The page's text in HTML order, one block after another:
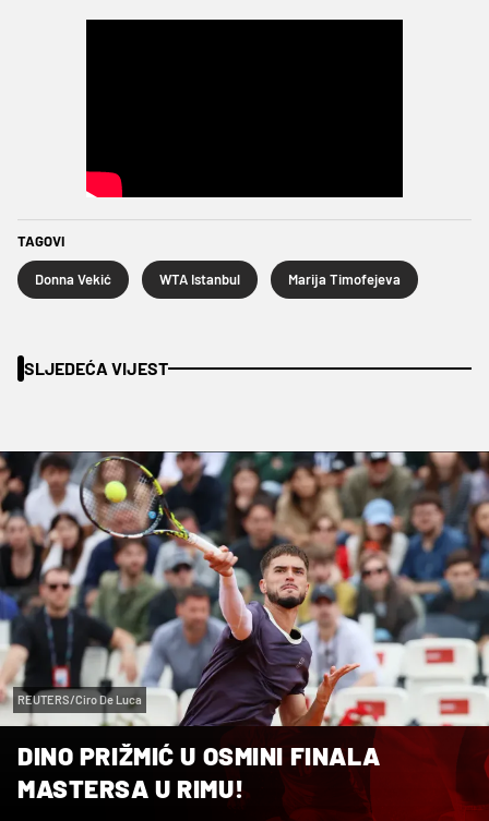
TAGOVI
Donna Vekić WTA Istanbul Marija Timofejeva
SLJEDEĆA VIJEST
REUTERS/Ciro De Luca
DINO PRIŽMIĆ U OSMINI FINALA
MASTERSA U RIMU!